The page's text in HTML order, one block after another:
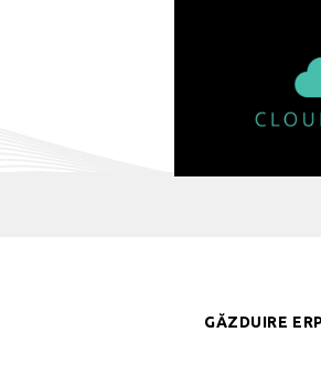
GĂZDUIRE